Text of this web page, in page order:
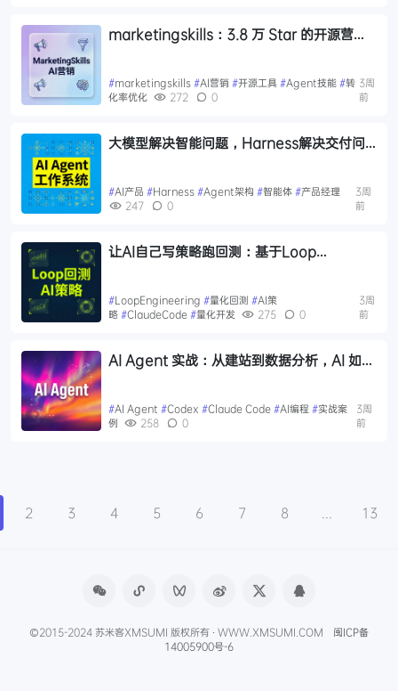
marketingskills：3.8 万 Star 的开源营销
#marketingskills #AI营销 #开源工具 #Agent技能 #转
化率优化
272 0
3周
前
大模型解决智能问题，Harness解决交付问
#AI产品 #Harness #Agent架构 #智能体 #产品经理
247
0
3周
前
让AI自己写策略跑回测：基于Loop
#LoopEngineering #量化回测 #AI策
略 #ClaudeCode #量化开发 275 0
3周
前
AI Agent 实战：从建站到数据分析，AI 如何
#AI Agent #Codex #Claude Code #AI编程 #实战案
例
258 0
3周
前
2 3 4 5 6 7 8 13
©2015-2024 苏米客XMSUMI 版权所有 · WWW.XMSUMI.COM 闽ICP备
14005900号-6